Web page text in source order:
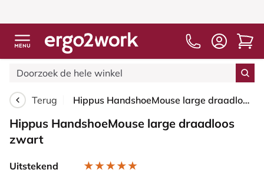
Terug Hippus HandshoeMouse large draadloos zwart
Hippus HandshoeMouse large draadloos
zwart
Uitstekend